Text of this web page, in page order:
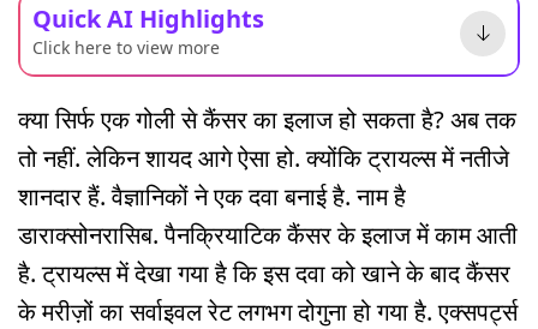
Quick AI Highlights
Click here to view more
क्या सिर्फ एक गोली से कैंसर का इलाज हो सकता है? अब तक
तो नहीं. लेकिन शायद आगे ऐसा हो. क्योंकि ट्रायल्स में नतीजे
शानदार हैं. वैज्ञानिकों ने एक दवा बनाई है. नाम है
डाराक्सोनरासिब. पैनक्रियाटिक कैंसर के इलाज में काम आती
है. ट्रायल्स में देखा गया है कि इस दवा को खाने के बाद कैंसर
के मरीज़ों का सर्वाइवल रेट लगभग दोगुना हो गया है. एक्सपर्ट्स